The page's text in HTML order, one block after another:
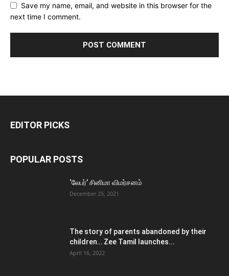
Save my name, email, and website in this browser for the
next time I comment.
EDITOR PICKS
POPULAR POSTS
‘லேபர்’ சினிமா விமர்சனம்
December 25, 2021
The story of parents abandoned by their
children… Zee Tamil launches...
April 16, 2022